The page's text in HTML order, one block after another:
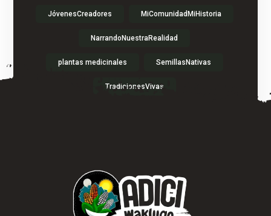
JóvenesCreadores MiComunidadMiHistoria
NarrandoNuestraRealidad
plantas medicinales SemillasNativas
TradicionesVivas